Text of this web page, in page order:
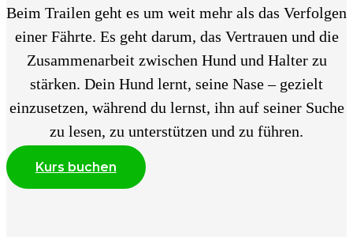
Beim Trailen geht es um weit mehr als das Verfolgen
einer Fährte. Es geht darum, das Vertrauen und die
Zusammenarbeit zwischen Hund und Halter zu
stärken. Dein Hund lernt, seine Nase – gezielt
einzusetzen, während du lernst, ihn auf seiner Suche
zu lesen, zu unterstützen und zu führen.
Kurs buchen